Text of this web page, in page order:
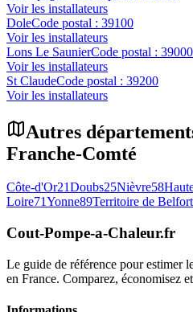
Voir les installateurs
DoleCode postal : 39100
Voir les installateurs
Lons Le SaunierCode postal : 39000
Voir les installateurs
St ClaudeCode postal : 39200
Voir les installateurs
Autres
Franche-Comté
Côte-d'Or21Doubs25Nièvre58
Loire71Yonne89Territoire de Belfort
Cout-Pompe-a-Chaleur.fr
Le guide de référence pour estimer
en France. Comparez, économisez